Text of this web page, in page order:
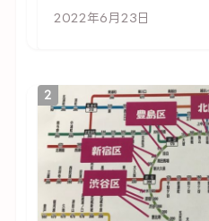
2022年6月23日
2